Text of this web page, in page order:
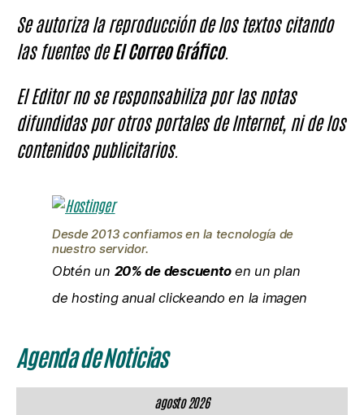
Se autoriza la reproducción de los textos citando
las fuentes deEl Correo Gráfico.
El Editor no se responsabiliza por las notas
difundidas por otros portales de Internet, ni de los
contenidos publicitarios.
Desde 2013 confiamos en la tecnología de
nuestro servidor.
Obtén un 20% de descuentoen un plan
de hosting anual clickeando en la imagen
Agenda de Noticias
agosto 2026